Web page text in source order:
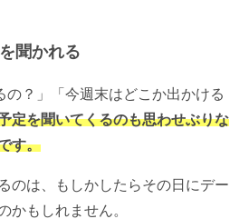
聞かれる
の？」「今週末はどこか出かける
定を聞いてくるのも思わせぶりな
す。
のは、もしかしたらその日にデー
かもしれません。